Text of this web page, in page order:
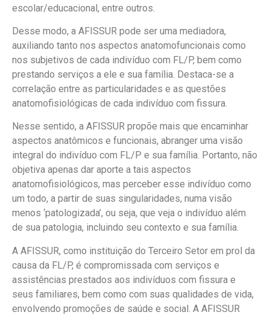
escolar/educacional, entre outros.
Desse modo, a AFISSUR pode ser uma mediadora,
auxiliando tanto nos aspectos anatomofuncionais como
nos subjetivos de cada indivíduo com FL/P, bem como
prestando serviços a ele e sua família. Destaca-se a
correlação entre as particularidades e as questões
anatomofisiológicas de cada indivíduo com fissura.
Nesse sentido, a AFISSUR propõe mais que encaminhar
aspectos anatômicos e funcionais, abranger uma visão
integral do indivíduo com FL/P e sua família. Portanto, não
objetiva apenas dar aporte a tais aspectos
anatomofisiológicos, mas perceber esse indivíduo como
um todo, a partir de suas singularidades, numa visão
menos ‘patologizada’, ou seja, que veja o indivíduo além
de sua patologia, incluindo seu contexto e sua família.
A AFISSUR, como instituição do Terceiro Setor em prol da
causa da FL/P, é compromissada com serviços e
assistências prestados aos indivíduos com fissura e
seus familiares, bem como com suas qualidades de vida,
envolvendo promoções de saúde e social. A AFISSUR